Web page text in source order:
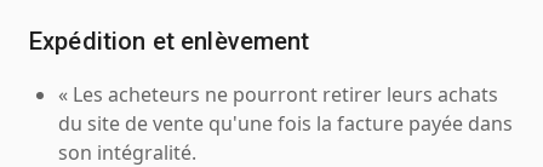
Expédition et enlèvement
« Les acheteurs ne pourront retirer leurs achats
du site de vente qu'une fois la facture payée dans
son intégralité.